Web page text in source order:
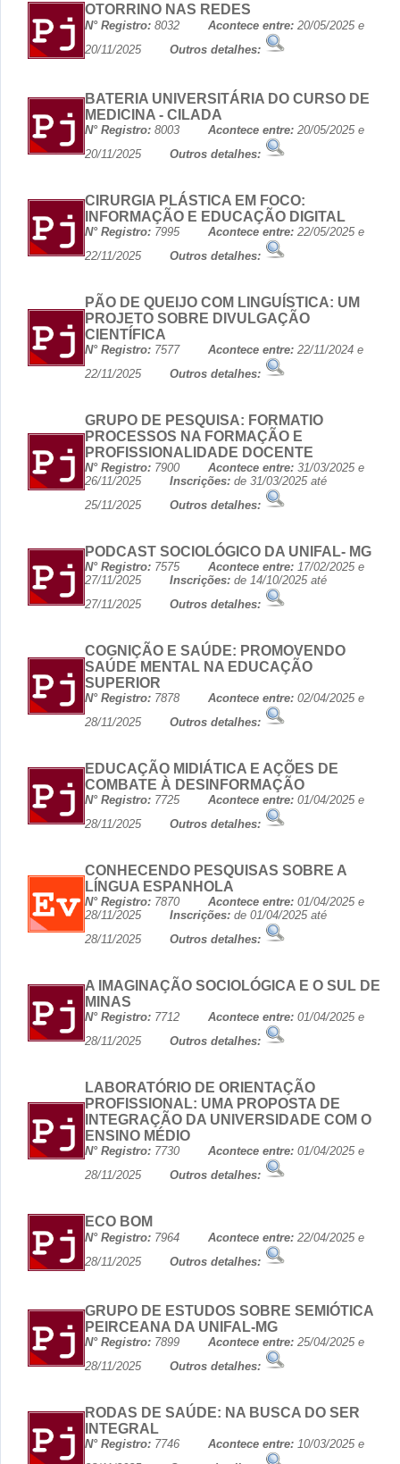
OTORRINO NAS REDES
N° Registro: 8032 Acontece entre: 20/05/2025 e
20/11/2025 Outros detalhes:
BATERIA UNIVERSITÁRIA DO CURSO DE
MEDICINA - CILADA
N° Registro: 8003 Acontece entre: 20/05/2025 e
20/11/2025 Outros detalhes:
CIRURGIA PLÁSTICA EM FOCO:
INFORMAÇÃO E EDUCAÇÃO DIGITAL
N° Registro: 7995 Acontece entre: 22/05/2025 e
22/11/2025 Outros detalhes:
PÃO DE QUEIJO COM LINGUÍSTICA: UM
PROJETO SOBRE DIVULGAÇÃO
CIENTÍFICA
N° Registro: 7577 Acontece entre: 22/11/2024 e
22/11/2025 Outros detalhes:
GRUPO DE PESQUISA: FORMATIO
PROCESSOS NA FORMAÇÃO E
PROFISSIONALIDADE DOCENTE
N° Registro: 7900 Acontece entre: 31/03/2025 e
26/11/2025 Inscrições: de 31/03/2025 até
25/11/2025 Outros detalhes:
PODCAST SOCIOLÓGICO DA UNIFAL- MG
N° Registro: 7575 Acontece entre: 17/02/2025 e
27/11/2025 Inscrições: de 14/10/2025 até
27/11/2025 Outros detalhes:
COGNIÇÃO E SAÚDE: PROMOVENDO
SAÚDE MENTAL NA EDUCAÇÃO
SUPERIOR
N° Registro: 7878 Acontece entre: 02/04/2025 e
28/11/2025 Outros detalhes:
EDUCAÇÃO MIDIÁTICA E AÇÕES DE
COMBATE À DESINFORMAÇÃO
N° Registro: 7725 Acontece entre: 01/04/2025 e
28/11/2025 Outros detalhes:
CONHECENDO PESQUISAS SOBRE A
LÍNGUA ESPANHOLA
N° Registro: 7870 Acontece entre: 01/04/2025 e
28/11/2025 Inscrições: de 01/04/2025 até
28/11/2025 Outros detalhes:
A IMAGINAÇÃO SOCIOLÓGICA E O SUL DE
MINAS
N° Registro: 7712 Acontece entre: 01/04/2025 e
28/11/2025 Outros detalhes:
LABORATÓRIO DE ORIENTAÇÃO
PROFISSIONAL: UMA PROPOSTA DE
INTEGRAÇÃO DA UNIVERSIDADE COM O
ENSINO MÉDIO
N° Registro: 7730 Acontece entre: 01/04/2025 e
28/11/2025 Outros detalhes:
ECO BOM
N° Registro: 7964 Acontece entre: 22/04/2025 e
28/11/2025 Outros detalhes:
GRUPO DE ESTUDOS SOBRE SEMIÓTICA
PEIRCEANA DA UNIFAL-MG
N° Registro: 7899 Acontece entre: 25/04/2025 e
28/11/2025 Outros detalhes:
RODAS DE SAÚDE: NA BUSCA DO SER
INTEGRAL
N° Registro: 7746 Acontece entre: 10/03/2025 e